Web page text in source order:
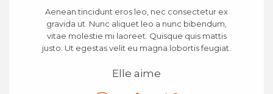
Aenean tincidunt eros leo, nec consectetur ex
gravida ut. Nunc aliquet leo a nunc bibendum,
vitae molestie mi laoreet. Quisque quis mattis
justo. Ut egestas velit eu magna lobortis feugiat.
Elle aime